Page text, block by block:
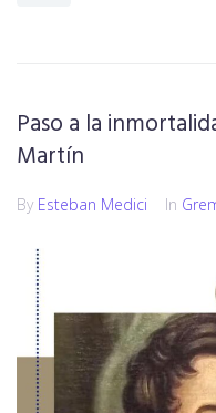
Paso a la
Martín
By Esteban Medici In